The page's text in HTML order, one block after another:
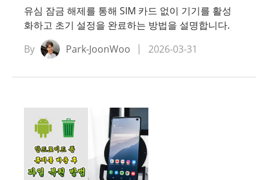
유심 잠금 해제를 통해 SIM 카드 없이 기기를 활성
화하고 초기 설정을 완료하는 방법을 설명합니다.
By
Park-JoonWoo 2026-03-31